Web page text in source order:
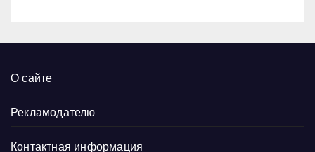
О сайте
Рекламодателю
Контактная информация